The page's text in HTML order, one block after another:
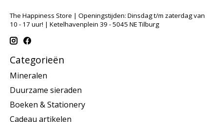
The Happiness Store | Openingstijden: Dinsdag t/m zaterdag van
10 - 17 uur! | Ketelhavenplein 39 - 5045 NE Tilburg
Categorieën
Mineralen
Duurzame sieraden
Boeken & Stationery
Cadeau artikelen